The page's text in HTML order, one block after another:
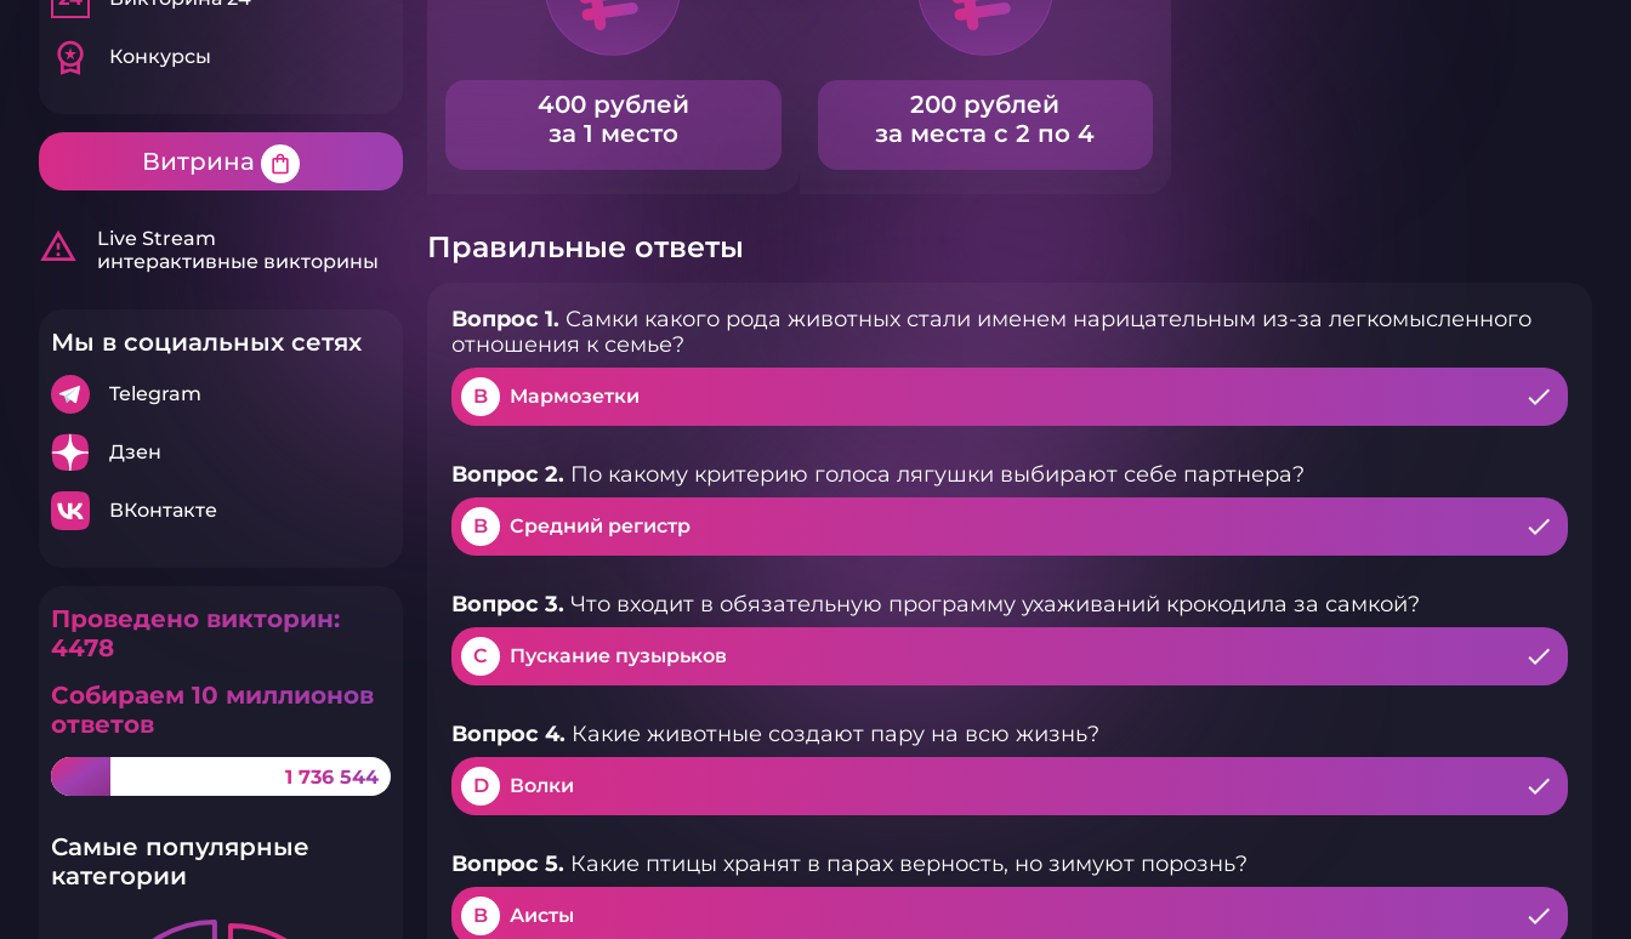
workspace_premium Конкурсы
Витрина shopping_bag
warning_amber
Live Stream
интерактивные викторины
Мы в социальных сетях
Telegram
Дзен
ВКонтакте
Проведено викторин:
4478
Собираем 10 миллионов
ответов
1 736 544
Самые популярные
категории
400 рублей
за 1 место
200 рублей
за места с 2 по 4
Правильные ответы
Вопрос 1. Самки какого рода животных стали именем нарицательным из-за легкомысленного
отношения к семье?
B Мармозетки
Вопрос 2. По какому критерию голоса лягушки выбирают себе партнера?
B Средний регистр
Вопрос 3. Что входит в обязательную программу ухаживаний крокодила за самкой?
C Пускание пузырьков
Вопрос 4. Какие животные создают пару на всю жизнь?
D Волки
Вопрос 5. Какие птицы хранят в парах верность, но зимуют порознь?
B Аисты